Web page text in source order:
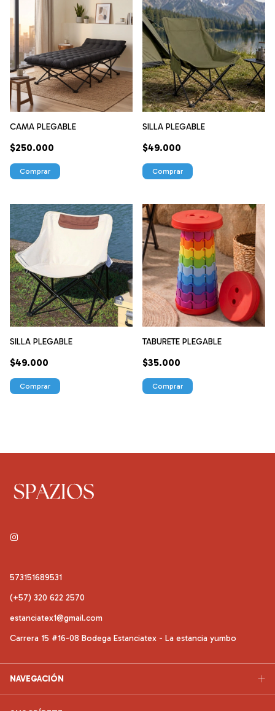
CAMA PLEGABLE
$250.000
SILLA PLEGABLE
$49.000
Comprar
SILLA PLEGABLE
$49.000
Comprar
TABURETE PLEGABLE
$35.000
573151689531
(+57) 320 622 2570
estanciatex1@gmail.com
Carrera 15 #16-08 Bodega Estanciatex - La estancia yumbo
NAVEGACIÓN